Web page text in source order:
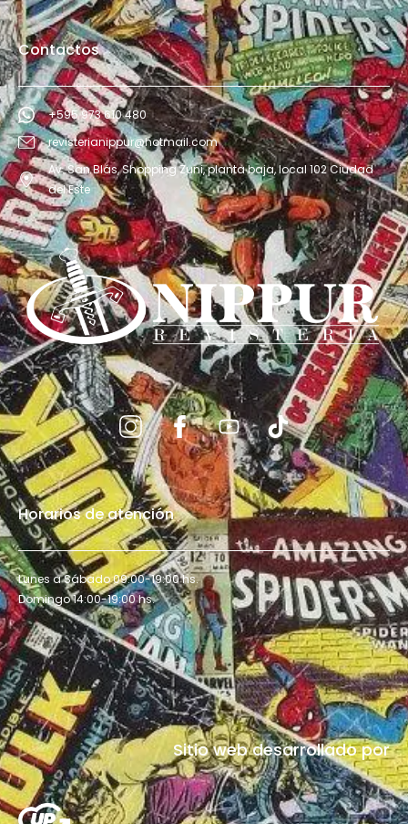
Contactos
+595 973 610 480
revisterianippur@hotmail.com
Av. San Blás, Shopping Zuni, planta baja, local 102 Ciudad
del Este
Horarios de atención
Lunes a Sábado 09:00-19:00 hs.
Domingo 14:00-19:00 hs.
Sitio web desarrollado por